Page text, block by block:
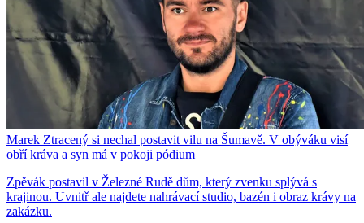
Marek Ztracený si nechal postavit vilu na Šumavě. V obýváku visí
obří kráva a syn má v pokoji pódium
Zpěvák postavil v Železné Rudě dům, který zvenku splývá s
krajinou. Uvnitř ale najdete nahrávací studio, bazén i obraz krávy na
zakázku.